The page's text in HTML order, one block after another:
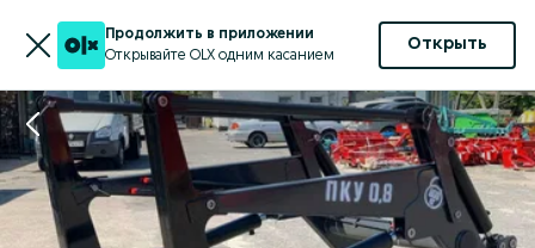
Продолжить в приложении
Открывайте OLX одним касанием
Открыть